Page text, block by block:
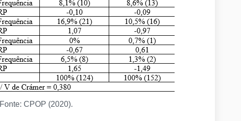
Fonte: CPOP (2020).